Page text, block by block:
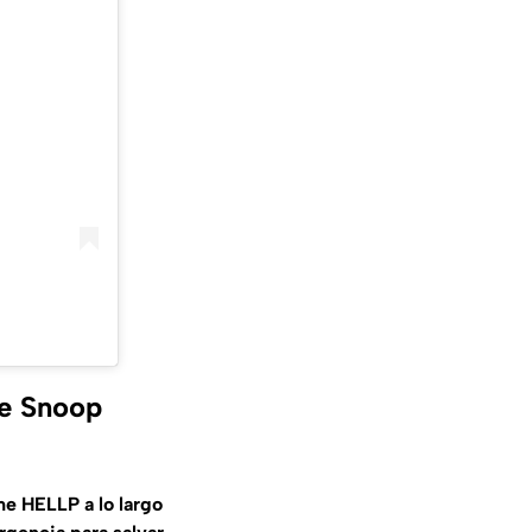
Snoop
HELLP a lo largo